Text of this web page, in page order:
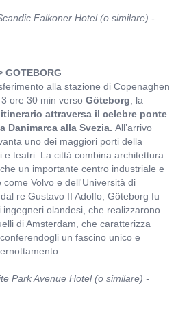
Falkoner Hotel (o similare) -
GOTEBORG
alla stazione di Copenaghen
ore 30 min verso Göteborg , la
attraversa il celebre ponte
Danimarca alla Svezia. All’arrivo
uno dei maggiori porti della
e teatri. La città combina architettura
un importante centro industriale e
Volvo e dell'Università di
re Gustavo II Adolfo, Göteborg fu
olandesi, che realizzarono
di Amsterdam, che caratterizza
un fascino unico e
Park Avenue Hotel (o similare) -